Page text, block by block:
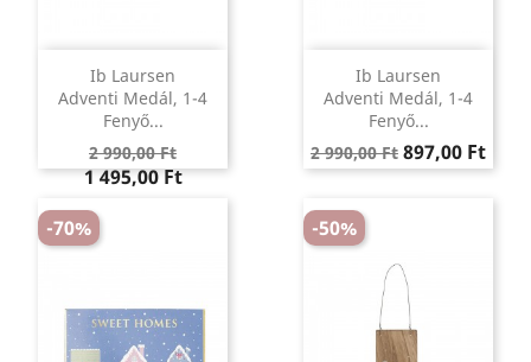
Ib Laursen
Adventi Medál, 1-4
Fenyő...
Regular
price
2 990,00 FtÁr
1 495,00 Ft
Ib Laursen
Adventi Medál, 1-4
Fenyő...
Regular
price
2 990,00 Ft Ár
897,00 Ft
-70% -50%